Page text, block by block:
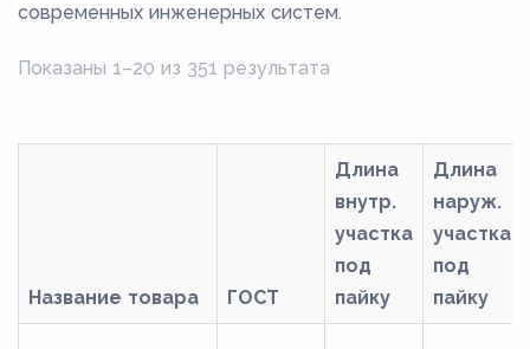
современных инженерных систем.
Показаны 1–20 из 351 результата
Название товара ГОСТ
Длина
внутр.
участка
под
пайку
Длина
наруж.
участка
под
пайку